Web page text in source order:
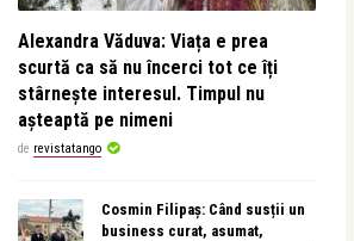
Alexandra Văduva: Viața e prea
scurtă ca să nu încerci tot ce îți
stârnește interesul. Timpul nu
așteaptă pe nimeni
de revistatango
Cosmin Filipaș: Când susții un
business curat, asumat,